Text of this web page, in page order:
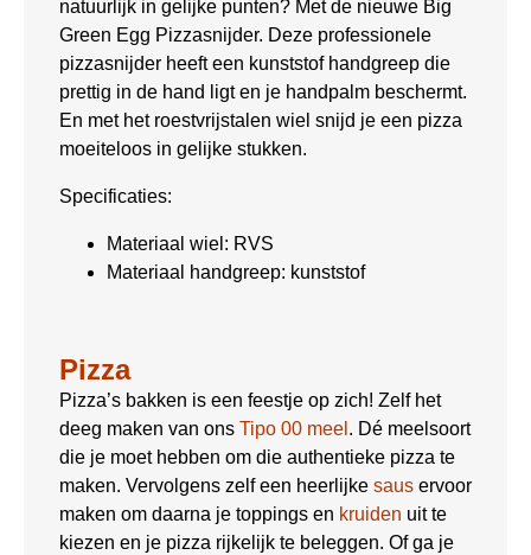
natuurlijk in gelijke punten? Met de nieuwe Big
Green Egg Pizzasnijder. Deze professionele
pizzasnijder heeft een kunststof handgreep die
prettig in de hand ligt en je handpalm beschermt.
En met het roestvrijstalen wiel snijd je een pizza
moeiteloos in gelijke stukken.
Specificaties:
Materiaal wiel: RVS
Materiaal handgreep: kunststof
Pizza
Pizza’s bakken is een feestje op zich! Zelf het
deeg maken van ons Tipo 00 meel . Dé meelsoort
die je moet hebben om die authentieke pizza te
maken. Vervolgens zelf een heerlijke saus ervoor
maken om daarna je toppings en kruiden uit te
kiezen en je pizza rijkelijk te beleggen. Of ga je